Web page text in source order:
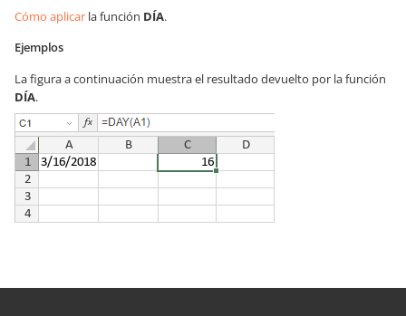
Cómo aplicar la función DÍA.
Ejemplos
La figura a continuación muestra el resultado devuelto por la función
DÍA.